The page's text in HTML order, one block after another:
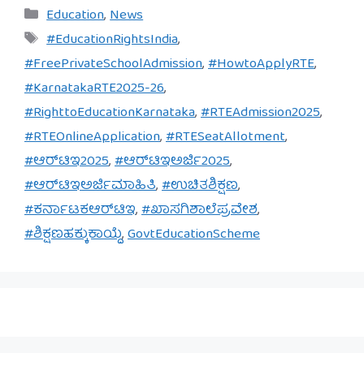
Categories
Education,News
Tags
#EducationRightsIndia,
#FreePrivateSchoolAdmission,#HowtoApplyRTE,
#KarnatakaRTE2025-26,
#RighttoEducationKarnataka,#RTEAdmission2025,
#RTEOnlineApplication,#RTESeatAllotment,
#ಆರ್‌ಟಿಇ2025,#ಆರ್‌ಟಿಇಅರ್ಜಿ2025,
#ಆರ್‌ಟಿಇಅರ್ಜಿಮಾಹಿತಿ,#ಉಚಿತಶಿಕ್ಷಣ,
#ಕರ್ನಾಟಕಆರ್‌ಟಿಇ,#ಖಾಸಗಿಶಾಲೆಪ್ರವೇಶ,
#ಶಿಕ್ಷಣಹಕ್ಕುಕಾಯ್ದೆ,GovtEducationScheme